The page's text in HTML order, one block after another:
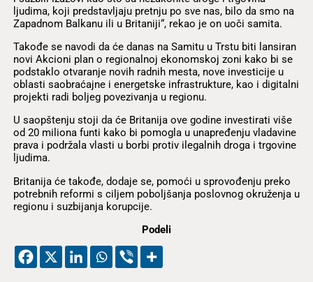
ljudima, koji predstavljaju pretnju po sve nas, bilo da smo na
Zapadnom Balkanu ili u Britaniji“, rekao je on uoči samita.
Takođe se navodi da će danas na Samitu u Trstu biti lansiran
novi Akcioni plan o regionalnoj ekonomskoj zoni kako bi se
podstaklo otvaranje novih radnih mesta, nove investicije u
oblasti saobraćajne i energetske infrastrukture, kao i digitalni
projekti radi boljeg povezivanja u regionu.
U saopštenju stoji da će Britanija ove godine investirati više
od 20 miliona funti kako bi pomogla u unapređenju vladavine
prava i podržala vlasti u borbi protiv ilegalnih droga i trgovine
ljudima.
Britanija će takođe, dodaje se, pomoći u sprovođenju preko
potrebnih reformi s ciljem poboljšanja poslovnog okruženja u
regionu i suzbijanja korupcije.
Podeli